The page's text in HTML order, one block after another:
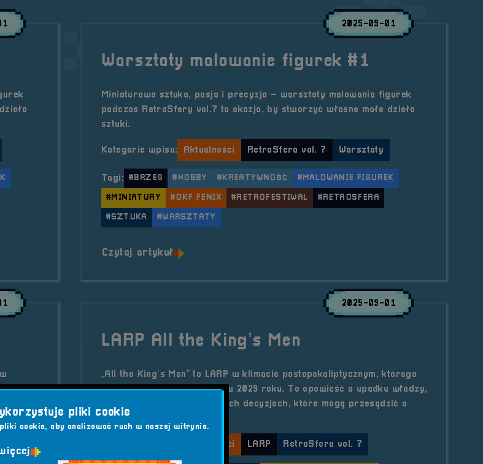
2025-09-01
Warsztaty malowanie figurek #1
Miniaturowa sztuka, pasja i precyzja – warsztaty malowania figurek
podczas RetroSfery vol.7 to okazja, by stworzyć własne małe dzieło
sztuki.
Kategorie wpisu: Aktualności RetroSfera vol. 7 Warsztaty
Tagi: #BRZEG #HOBBY #KREATYWNOŚĆ #MALOWANIE FIGUREK
#MINIATURY #OKF FENIX #RETROFESTIWAL #RETROSFERA
#SZTUKA #WARSZTATY
Czytaj artykuło tytule Warsztaty malowanie figurek #1
i
2025-09-01
LARP All the King’s Men
„All the King’s Men” to LARP w klimacie postapokaliptycznym, którego
akcja rozgrywa się w USA w 2029 roku. To opowieść o upadku władzy,
walce o przyszłość i trudnych decyzjach, które mogą przesądzić o
losie całego miasta.
Aktualności LARP RetroSfera vol. 7
pliki cookie
cookie, aby analizować ruch w naszej witrynie.